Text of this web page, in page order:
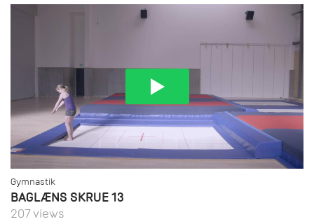
Gymnastik
BAGLÆNS SKRUE 13
207 views